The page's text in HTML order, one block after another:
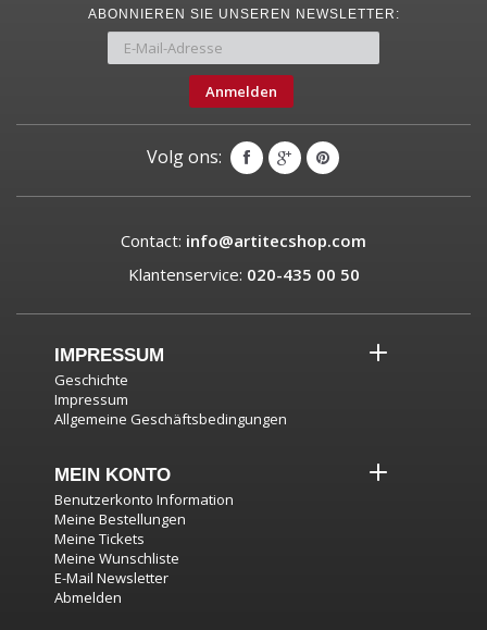
ABONNIEREN SIE UNSEREN NEWSLETTER:
Anmelden
Volg ons:
Contact: info@artitecshop.com
Klantenservice: 020-435 00 50
IMPRESSUM
Geschichte
Impressum
Allgemeine Geschäftsbedingungen
MEIN KONTO
Benutzerkonto Information
Meine Bestellungen
Meine Tickets
Meine Wunschliste
E-Mail Newsletter
Abmelden